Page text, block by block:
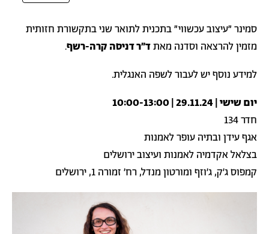
סמינר ״עיצוב עכשווי״ בתכנית לתואר שני בתקשורת חזותית
מזמין להרצאה וסדנה מאתד״ר דניסה קרה-רשף.
למידע נוסף יש לעבור לשפה האנגלית.
יום שישי | 29.11.24 | 10:00-13:00
חדר 134
אגף עידן ובתיה עופר לאמנות
בצלאל אקדמיה לאמנות ועיצוב ירושלים
קמפוס ג׳ק, ג׳וזף ומורטון מנדל, רח׳ זמורה 1, ירושלים